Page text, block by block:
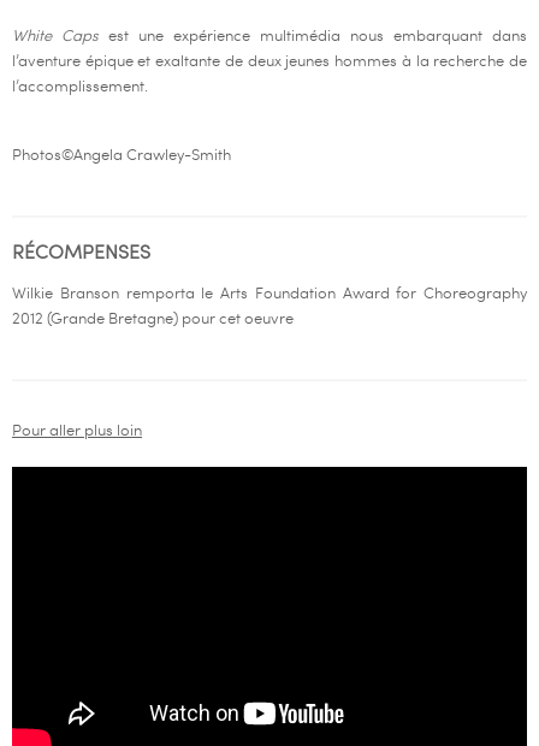
White Caps est une expérience multimédia nous embarquant dans
l’aventure épique et exaltante de deux jeunes hommes à la recherche de
l’accomplissement.
Photos©Angela Crawley-Smith
RÉCOMPENSES
Wilkie Branson remporta le Arts Foundation Award for Choreography
2012 (Grande Bretagne) pour cet oeuvre
Pour aller plus loin